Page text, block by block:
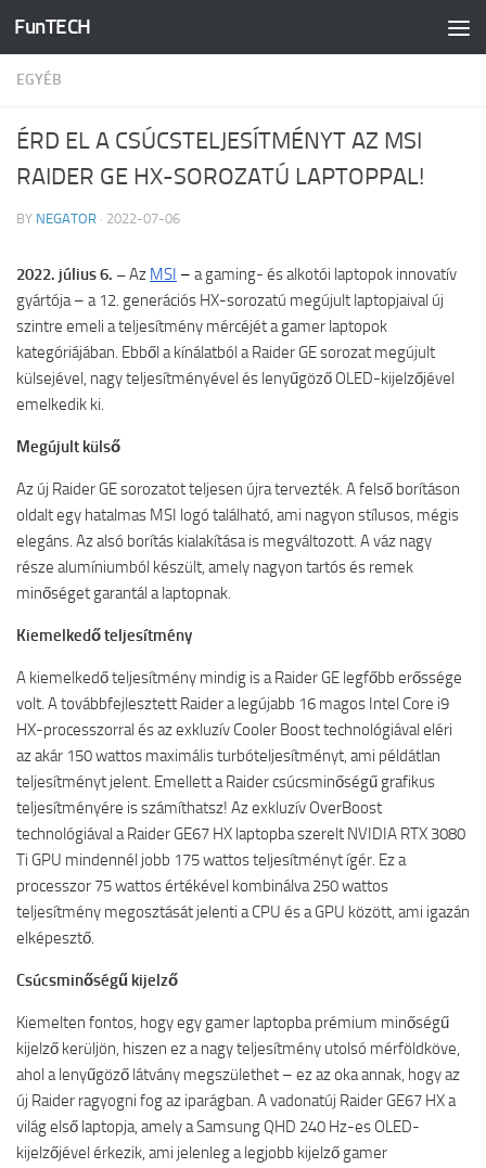
Skip to content
FunTECH
EGYÉB
ÉRD EL A CSÚCSTELJESÍTMÉNYT AZ MSI
RAIDER GE HX-SOROZATÚ LAPTOPPAL!
BY NEGATOR · 2022-07-06
2022. július 6. –Az MSI – a gaming- és alkotói laptopok innovatív
gyártója – a 12. generációs HX-sorozatú megújult laptopjaival új
szintre emeli a teljesítmény mércéjét a gamer laptopok
kategóriájában. Ebből a kínálatból a Raider GE sorozat megújult
külsejével, nagy teljesítményével és lenyűgöző OLED-kijelzőjével
emelkedik ki.
Megújult külső
Az új Raider GE sorozatot teljesen újra tervezték. A felső borításon
oldalt egy hatalmas MSI logó található, ami nagyon stílusos, mégis
elegáns. Az alsó borítás kialakítása is megváltozott. A váz nagy
része alumíniumból készült, amely nagyon tartós és remek
minőséget garantál a laptopnak.
Kiemelkedő teljesítmény
A kiemelkedő teljesítmény mindig is a Raider GE legfőbb erőssége
volt. A továbbfejlesztett Raider a legújabb 16 magos Intel Core i9
HX-processzorral és az exkluzív Cooler Boost technológiával eléri
az akár 150 wattos maximális turbóteljesítményt, ami példátlan
teljesítményt jelent. Emellett a Raider csúcsminőségű grafikus
teljesítményére is számíthatsz! Az exkluzív OverBoost
technológiával a Raider GE67 HX laptopba szerelt NVIDIA RTX 3080
Ti GPU mindennél jobb 175 wattos teljesítményt ígér. Ez a
processzor 75 wattos értékével kombinálva 250 wattos
teljesítmény megosztását jelenti a CPU és a GPU között, ami igazán
elképesztő.
Csúcsminőségű kijelző
Kiemelten fontos, hogy egy gamer laptopba prémium minőségű
kijelző kerüljön, hiszen ez a nagy teljesítmény utolsó mérföldköve,
ahol a lenyűgöző látvány megszülethet – ez az oka annak, hogy az
új Raider ragyogni fog az iparágban. A vadonatúj Raider GE67 HX a
világ első laptopja, amely a Samsung QHD 240 Hz-es OLED-
kijelzőjével érkezik, ami jelenleg a legjobb kijelző gamer